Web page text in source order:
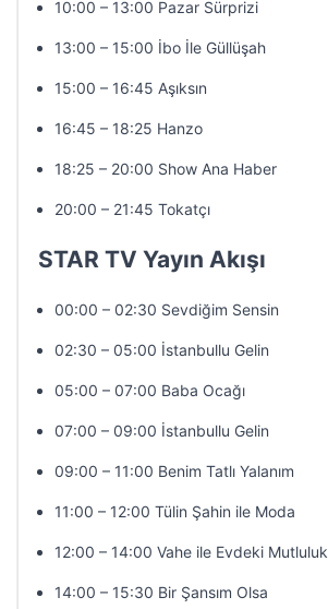
10:00 – 13:00 Pazar Sürprizi
13:00 – 15:00 İbo İle Güllüşah
15:00 – 16:45 Aşıksın
16:45 – 18:25 Hanzo
18:25 – 20:00 Show Ana Haber
20:00 – 21:45 Tokatçı
STAR TV Yayın Akışı
00:00 – 02:30 Sevdiğim Sensin
02:30 – 05:00 İstanbullu Gelin
05:00 – 07:00 Baba Ocağı
07:00 – 09:00 İstanbullu Gelin
09:00 – 11:00 Benim Tatlı Yalanım
11:00 – 12:00 Tülin Şahin ile Moda
12:00 – 14:00 Vahe ile Evdeki Mutluluk
14:00 – 15:30 Bir Şansım Olsa